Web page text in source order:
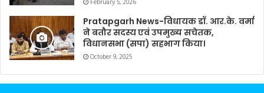
Pratapgarh News-विधायक डॉ. आर.के. वर्मा
ने बतौर सदस्य एवं उपमुख्य सचेतक,
विधानसभा (सपा) सहभाग किया।
October 9, 2025